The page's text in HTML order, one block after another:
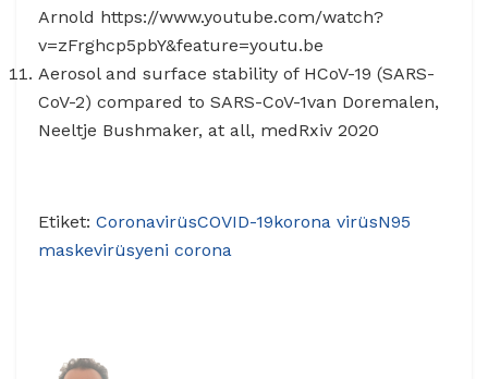
Arnold https://www.youtube.com/watch?
v=zFrghcp5pbY&feature=youtu.be
Aerosol and surface stability of HCoV-19 (SARS-
CoV-2) compared to SARS-CoV-1van Doremalen,
Neeltje Bushmaker, at all, medRxiv 2020
Etiket: CoronavirüsCOVID-19korona virüsN95
maskevirüsyeni corona